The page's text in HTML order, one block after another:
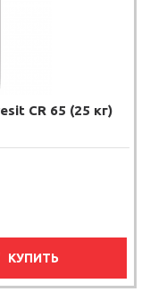
CR 65 (25 кг)
КУПИТЬ